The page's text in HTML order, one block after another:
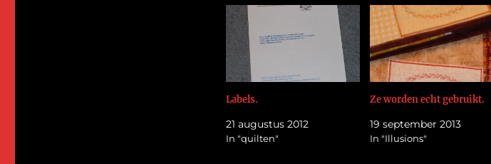
Labels.
21 augustus 2012
In "quilten"
Ze worden echt gebruikt.
19 september 2013
In "Illusions"